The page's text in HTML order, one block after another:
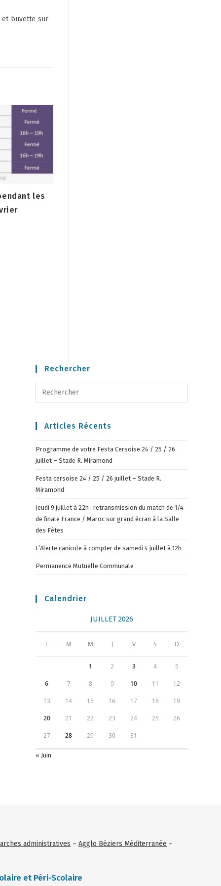
et buvette sur
les
Rechercher
Articles Récents
Programme de votre Festa Cersoise 24 / 25 / 26
juillet – Stade R. Miramond
Festa cersoise 24 / 25 / 26 juillet – Stade R.
Miramond
Jeudi 9 juillet à 22h : retransmission du match de 1/4
de finale France / Maroc sur grand écran à la Salle
des Fêtes
L’Alerte canicule à compter de samedi 4 juillet à 12h
Permanence Mutuelle Communale
Calendrier
JUILLET 2026
L M M J V S D
1 2 3 4 5
6 7 8 9 10 11 12
13 14 15 16 17 18 19
20 21 22 23 24 25 26
27 28 29 30 31
« Juin
administratives –Agglo Béziers Méditerranée –
et Péri-Scolaire